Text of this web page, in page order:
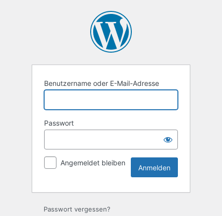
Benutzername oder E-Mail-Adresse
Passwort
Angemeldet bleiben
Passwort vergessen?